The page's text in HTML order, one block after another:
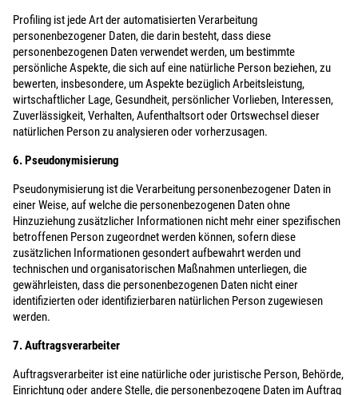
Profiling ist jede Art der automatisierten Verarbeitung
personenbezogener Daten, die darin besteht, dass diese
personenbezogenen Daten verwendet werden, um bestimmte
persönliche Aspekte, die sich auf eine natürliche Person beziehen, zu
bewerten, insbesondere, um Aspekte bezüglich Arbeitsleistung,
wirtschaftlicher Lage, Gesundheit, persönlicher Vorlieben, Interessen,
Zuverlässigkeit, Verhalten, Aufenthaltsort oder Ortswechsel dieser
natürlichen Person zu analysieren oder vorherzusagen.
6. Pseudonymisierung
Pseudonymisierung ist die Verarbeitung personenbezogener Daten in
einer Weise, auf welche die personenbezogenen Daten ohne
Hinzuziehung zusätzlicher Informationen nicht mehr einer spezifischen
betroffenen Person zugeordnet werden können, sofern diese
zusätzlichen Informationen gesondert aufbewahrt werden und
technischen und organisatorischen Maßnahmen unterliegen, die
gewährleisten, dass die personenbezogenen Daten nicht einer
identifizierten oder identifizierbaren natürlichen Person zugewiesen
werden.
7. Auftragsverarbeiter
Auftragsverarbeiter ist eine natürliche oder juristische Person, Behörde,
Einrichtung oder andere Stelle, die personenbezogene Daten im Auftrag